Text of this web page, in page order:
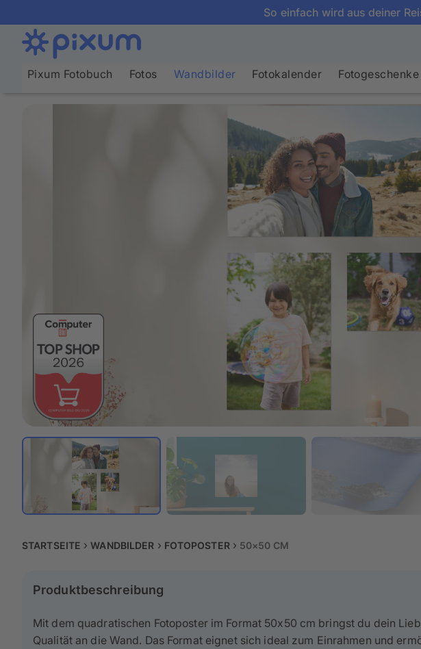
So einfach wird aus deiner
Pixum Fotobuch Fotos Wandbilder Fotokalender Fotogeschenke
STARTSEITE WANDBILDER FOTOPOSTER 50×50 CM
Produktbeschreibung
Mit dem quadratischen Fotoposter im Format 50x50 cm bringst du dein
Qualität an die Wand. Das Format eignet sich ideal zum Einrahmen und